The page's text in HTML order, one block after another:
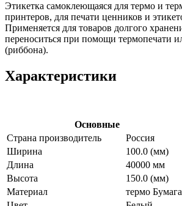
Этикетка самоклеющаяся для термо и
принтеров, для печати ценников и
Применяется для товаров долгого
переноситься при помощи термопечати
(риббона).
Характеристики
Основные
Страна производитель
Россия
Ширина
100.0 (мм)
Длина
40000 мм
Высота
150.0 (мм)
Материал
термо Бумага